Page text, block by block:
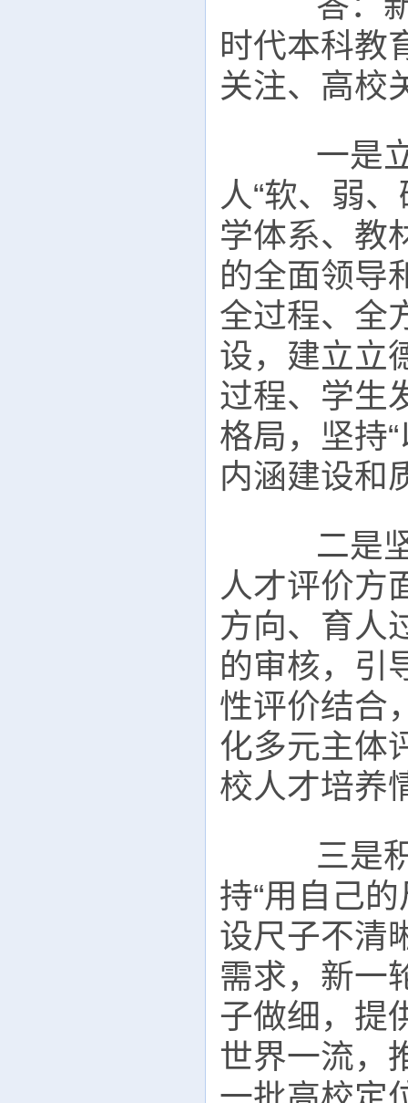
时代本科教
关注、高校
一是立
人“软、弱
学体系、教
的全面领导
全过程、全
设，建立立
过程、学生
格局，坚持
内涵建设和
二是坚
人才评价方
方向、育人
的审核，引
性评价结合
化多元主体
校人才培养
三是积
持“用自己
设尺子不清
需求，新一
子做细，提
世界一流，